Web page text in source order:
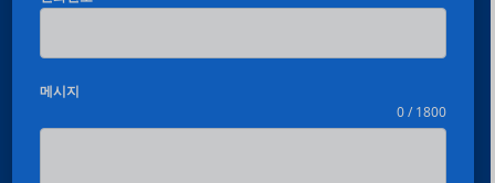
메시지
0 / 1800